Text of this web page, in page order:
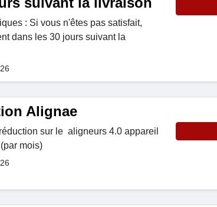
: Si vous n'êtes pas satisfait,
dans les 30 jours suivant la
Alignae
sur le aligneurs 4.0 appareil
mois)